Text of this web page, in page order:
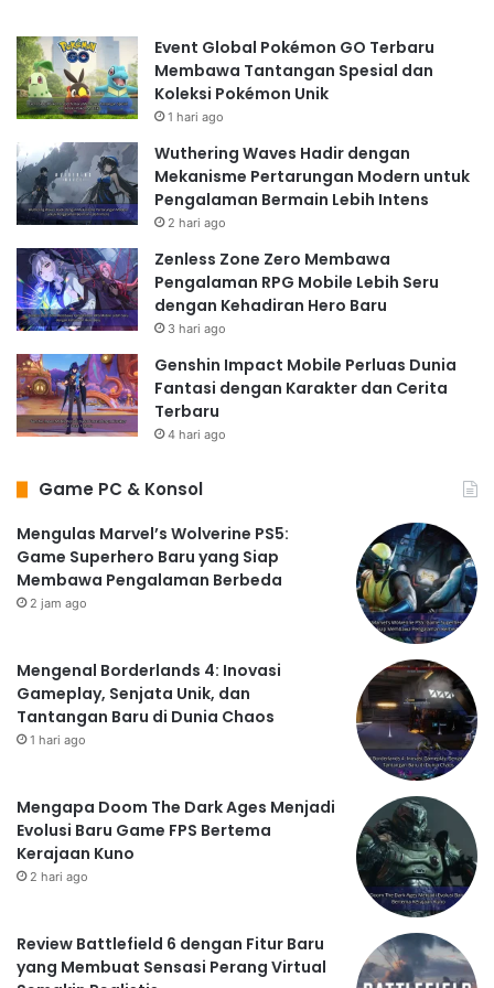
Event Global Pokémon GO Terbaru
Membawa Tantangan Spesial dan
Koleksi Pokémon Unik
1 hari ago
Wuthering Waves Hadir dengan
Mekanisme Pertarungan Modern untuk
Pengalaman Bermain Lebih Intens
2 hari ago
Zenless Zone Zero Membawa
Pengalaman RPG Mobile Lebih Seru
dengan Kehadiran Hero Baru
3 hari ago
Genshin Impact Mobile Perluas Dunia
Fantasi dengan Karakter dan Cerita
Terbaru
4 hari ago
Game PC & Konsol
Mengulas Marvel’s Wolverine PS5:
Game Superhero Baru yang Siap
Membawa Pengalaman Berbeda
2 jam ago
Mengenal Borderlands 4: Inovasi
Gameplay, Senjata Unik, dan
Tantangan Baru di Dunia Chaos
1 hari ago
Mengapa Doom The Dark Ages Menjadi
Evolusi Baru Game FPS Bertema
Kerajaan Kuno
2 hari ago
Review Battlefield 6 dengan Fitur Baru
yang Membuat Sensasi Perang Virtual